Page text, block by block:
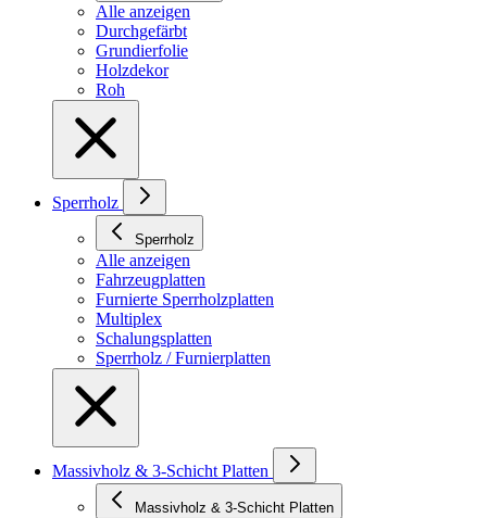
Alle anzeigen
Durchgefärbt
Grundierfolie
Holzdekor
Roh
Sperrholz
Sperrholz
Alle anzeigen
Fahrzeugplatten
Furnierte Sperrholzplatten
Multiplex
Schalungsplatten
Sperrholz / Furnierplatten
Massivholz & 3-Schicht Platten
Massivholz & 3-Schicht Platten